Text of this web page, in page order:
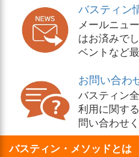
バスティン
メールニュ
はお済みで
ベントなど
お問い合わ
バスティン
利用に関す
問い合わせ
バスティン・メソッドとは